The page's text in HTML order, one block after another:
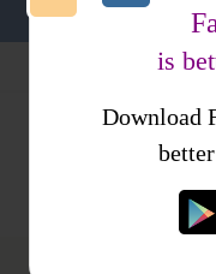
خواتین کا انسائیکلو پیڈیا
is
Download